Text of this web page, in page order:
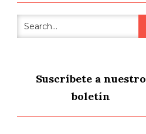
Suscríbete a nuestro
boletín